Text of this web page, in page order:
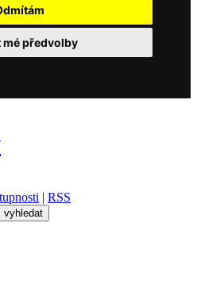
mé předvolby
| RSS